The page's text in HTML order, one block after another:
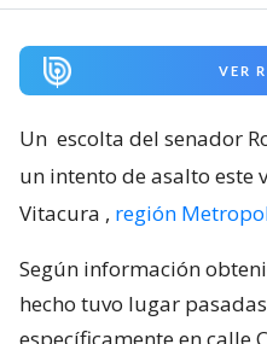
VER
Un escolta del senador
un intento de asalto este
Vitacura , región
Según información
hecho tuvo lugar
específicamente en calle